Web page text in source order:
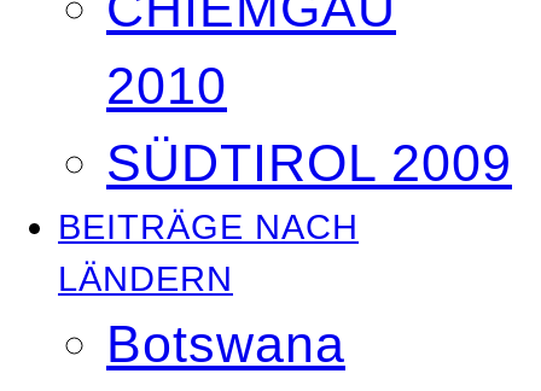
2010
SÜDTIROL 2009
BEITRÄGE NACH
LÄNDERN
Botswana